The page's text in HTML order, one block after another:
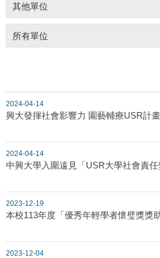
其他單位
所有單位
2024-04-14
興大發揮社會影響力 園藝輔療USR計
2024-04-14
中興大學入圍遠見「USR大學社會責
2023-12-19
本校113年度「優秀年輕學者懷璧獎獎
2023-12-04